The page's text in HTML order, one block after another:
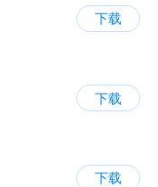
下载
下载
下载